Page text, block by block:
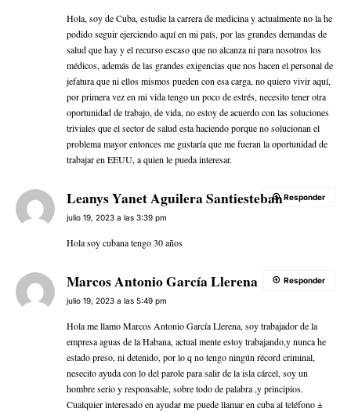
Hola, soy de Cuba, estudie la carrera de medicina y actualmente no la he
podido seguir ejerciendo aquí en mi país, por las grandes demandas de
salud que hay y el recurso escaso que no alcanza ni para nosotros los
médicos, además de las grandes exigencias que nos hacen el personal de
jefatura que ni ellos mismos pueden con esa carga, no quiero vivir aquí,
por primera vez en mi vida tengo un poco de estrés, necesito tener otra
oportunidad de trabajo, de vida, no estoy de acuerdo con las soluciones
triviales que el sector de salud esta haciendo porque no solucionan el
problema mayor entonces me gustaría que me fueran la oportunidad de
trabajar en EEUU, a quien le pueda interesar.
Leanys Yanet Aguilera Santiesteban
julio 19, 2023 a las 3:39 pm
Hola soy cubana tengo 30 años
Responder
Marcos Antonio García Llerena
julio 19, 2023 a las 5:49 pm
Hola me llamo Marcos Antonio García Llerena, soy trabajador de la
empresa aguas de la Habana, actual mente estoy trabajando,y nunca he
estado preso, ni detenido, por lo q no tengo ningún récord criminal,
nesecito ayuda con lo del parole para salir de la isla cárcel, soy un
hombre serio y responsable, sobre todo de palabra ,y principios.
Cualquier interesado en ayudar me puede llamar en cuba al teléfono ±
Responder